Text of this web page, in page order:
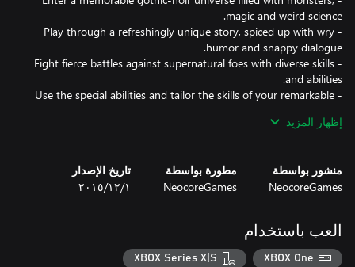
- Play through a refreshingly unique story, spiced up with wry
- Fight fierce battles against supernatural foes with diverse skills
- Use the special abilities and tailor the skills of your remarkable
- Customize your character through a detailed level-up system
- Become the greatest monster slayer of all time while playing a
cooperative multiplayer monster hunt up to four players.
إظهار المزيد
منشور بواسطة
NeocoreGames
مطورة بواسطة
NeocoreGames
تاريخ الإصدار
١‏/١٢‏/٢٠١٥
العب باستخدام
XBOX One
XBOX Series X|S